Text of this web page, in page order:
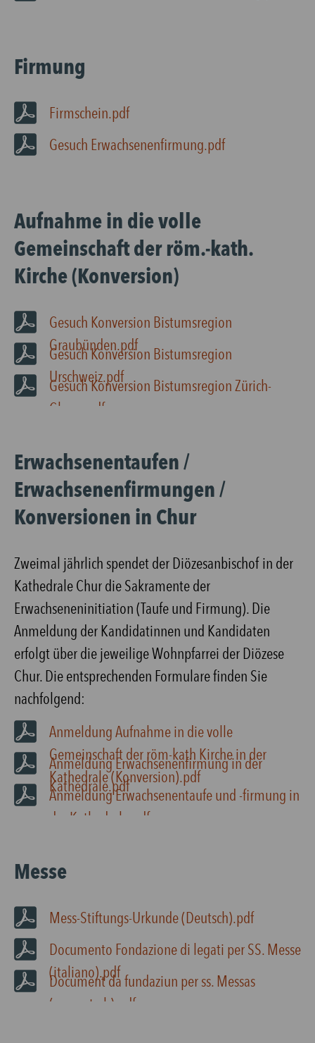
Firmung
Firmschein.pdf
Gesuch Erwachsenenfirmung.pdf
Aufnahme in die volle
Gemeinschaft der röm.-kath.
Kirche (Konversion)
Gesuch Konversion Bistumsregion
Graubünden.pdf
Gesuch Konversion Bistumsregion
Urschweiz.pdf
Gesuch Konversion Bistumsregion Zürich-
Glarus.pdf
Erwachsenentaufen /
Erwachsenenfirmungen /
Konversionen in Chur
Zweimal jährlich spendet der Diözesanbischof in der
Kathedrale Chur die Sakramente der
Erwachseneninitiation (Taufe und Firmung). Die
Anmeldung der Kandidatinnen und Kandidaten
erfolgt über die jeweilige Wohnpfarrei der Diözese
Chur. Die entsprechenden Formulare finden Sie
nachfolgend:
Anmeldung Aufnahme in die volle
Gemeinschaft der röm-kath Kirche in der
Kathedrale (Konversion).pdf
Anmeldung Erwachsenenfirmung in der
Kathedrale.pdf
Anmeldung Erwachsenentaufe und -firmung in
der Kathedrale.pdf
Messe
Mess-Stiftungs-Urkunde (Deutsch).pdf
Documento Fondazione di legati per SS. Messe
(italiano).pdf
Document da fundaziun per ss. Messas
(rumantsch).pdf